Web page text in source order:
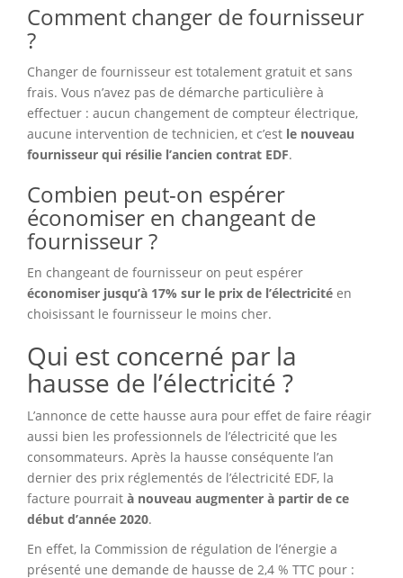
Comment changer de fournisseur
?
Changer de fournisseur est totalement gratuit et sans
frais. Vous n’avez pas de démarche particulière à
effectuer : aucun changement de compteur électrique,
aucune intervention de technicien, et c’est le nouveau
fournisseur qui résilie l’ancien contrat EDF.
Combien peut-on espérer
économiser en changeant de
fournisseur ?
En changeant de fournisseur on peut espérer
économiser jusqu’à 17% sur le prix de l’électricité en
choisissant le fournisseur le moins cher.
Qui est concerné par la
hausse de l’électricité ?
L’annonce de cette hausse aura pour effet de faire réagir
aussi bien les professionnels de l’électricité que les
consommateurs. Après la hausse conséquente l’an
dernier des prix réglementés de l’électricité EDF, la
facture pourrait à nouveau augmenter à partir de ce
début d’année 2020.
En effet, la Commission de régulation de l’énergie a
présenté une demande de hausse de 2,4 % TTC pour :